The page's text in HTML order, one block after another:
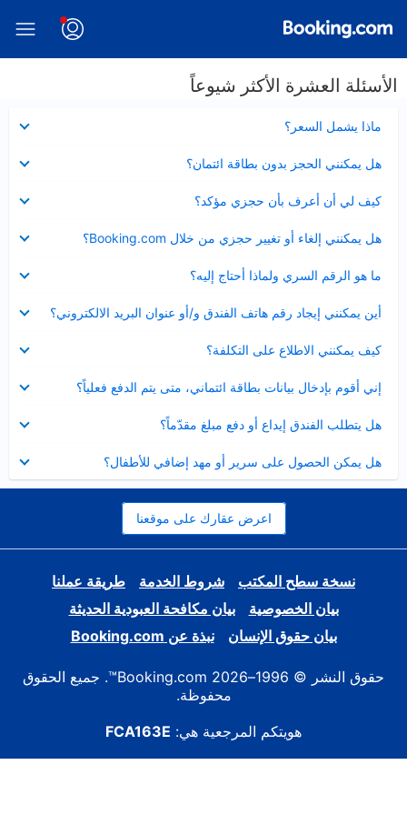
الأسئلة العشرة الأكثر شيوعاً
ماذا يشمل السعر؟
مصغر
هل يمكنني الحجز بدون بطاقة ائتمان؟
مصغر
كيف لي أن أعرف بأن حجزي مؤكد؟
مصغر
هل يمكنني إلغاء أو تغيير حجزي من خلال Booking.com؟
مصغر
ما هو الرقم السري ولماذا أحتاج إليه؟
مصغر
أين يمكنني إيجاد رقم هاتف الفندق و/أو عنوان البريد الالكتروني؟
عرض
مصغر
كيف يمكنني الاطلاع على التكلفة؟
مصغر
إني أقوم بإدخال بيانات بطاقة ائتماني، متى يتم الدفع فعلياً؟
مصغر
هل يتطلب الفندق إيداع أو دفع مبلغ مقدّماً؟
مصغر
هل يمكن الحصول على سرير أو مهد إضافي للأطفال؟
مصغر
اعرض عقارك على موقعنا
نسخة سطح المكتب شروط الخدمة
طريقة عملنا
بيان الخصوصية
بيان مكافحة العبودية الحديثة
بيان حقوق الإنسان
نبذة عن Booking.com
حقوق النشر © 1996–2026 Booking.com™. جميع الحقوق
محفوظة.
هويتكم المرجعية هي: FCA163E